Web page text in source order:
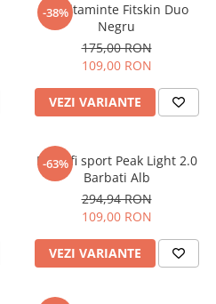
-38%
Incaltaminte Fitskin Duo
Negru
175,00 RON
109,00 RON
VEZI VARIANTE
-63%
Pantofi sport Peak Light 2.0
Barbati Alb
294,94 RON
109,00 RON
VEZI VARIANTE